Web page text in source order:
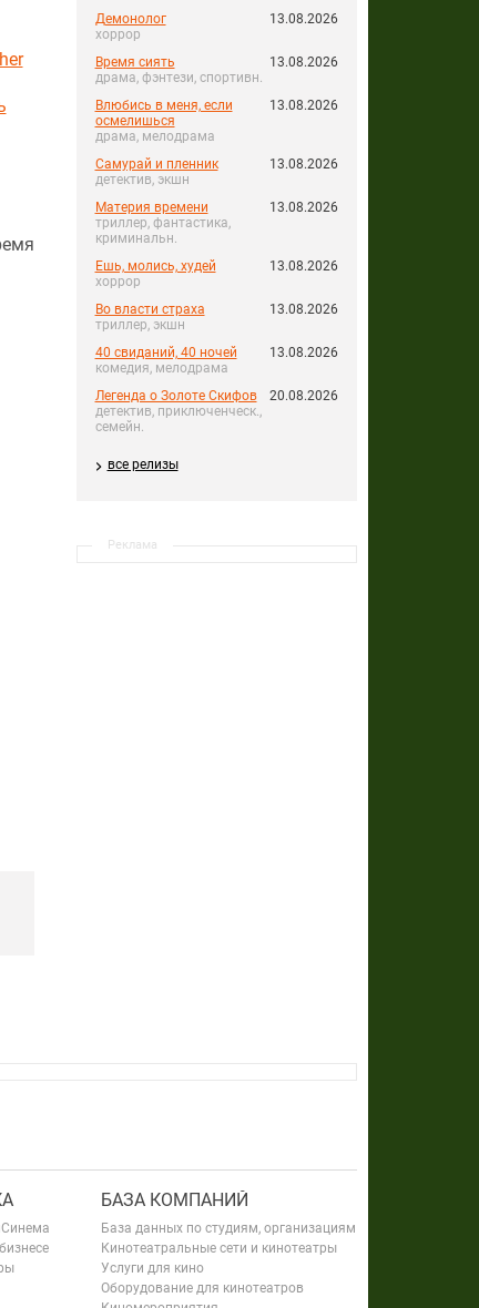
Демонолог
хоррор
13.08.2026
Время сиять
драма, фэнтези, спортивн.
13.08.2026
Влюбись в меня, если
осмелишься
драма, мелодрама
13.08.2026
Самурай и пленник
детектив, экшн
13.08.2026
Материя времени
триллер, фантастика,
криминальн.
13.08.2026
Ешь, молись, худей
хоррор
13.08.2026
Во власти страха
триллер, экшн
13.08.2026
40 свиданий, 40 ночей
комедия, мелодрама
13.08.2026
Легенда о Золоте Скифов
детектив, приключенческ.,
семейн.
20.08.2026
все релизы
Реклама
БАЗА КОМПАНИЙ
База данных по студиям, организациям
Кинотеатральные сети и кинотеатры
Услуги для кино
Оборудование для кинотеатров